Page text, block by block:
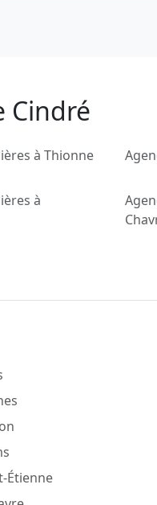
Cindré
à Thionne
à
Étienne